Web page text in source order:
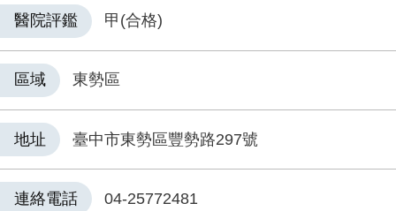
醫院評鑑 甲(合格)
區域 東勢區
地址 臺中市東勢區豐勢路297號
連絡電話 04-25772481